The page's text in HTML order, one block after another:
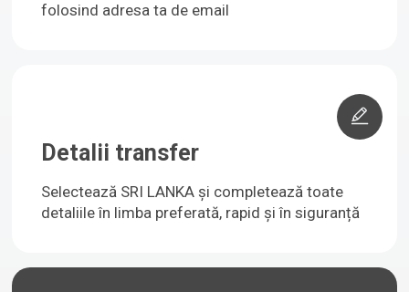
folosind adresa ta de email
Detalii transfer
Selectează SRI LANKA și completează toate
detaliile în limba preferată, rapid și în siguranță